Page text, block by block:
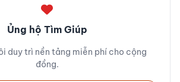
Ủng hộ Tìm Giúp
duy trì nền tảng miễn phí cho cộng
đồng.